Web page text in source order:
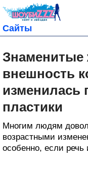
Сайты
внешность
изменилась
пластики
Многим людям
возрастными
особенно, если речь